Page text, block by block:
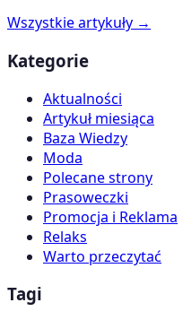
Wszystkie artykuły →
Kategorie
Aktualności
Artykuł miesiąca
Baza Wiedzy
Moda
Polecane strony
Prasoweczki
Promocja i Reklama
Relaks
Warto przeczytać
Tagi